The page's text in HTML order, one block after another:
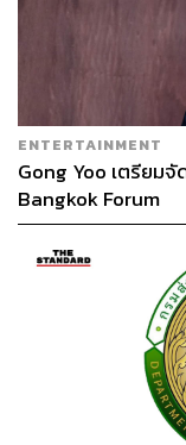
ENTERTAINMENT
Gong Yoo เตรียม
Bangkok Forum